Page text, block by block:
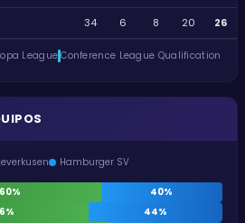
34 6 8 20 26
LeagueConference League Qualification
Hamburger SV
60%
40%
44%